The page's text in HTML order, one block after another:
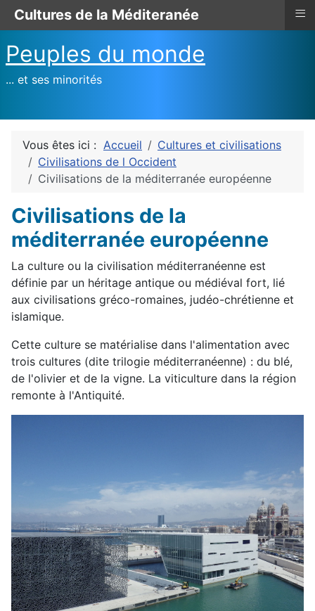
Peuples du monde
... et ses minorités
Vous êtes ici : Accueil
Cultures et civilisations
Civilisations de l Occident
Civilisations de la méditerranée européenne
Civilisations de la
méditerranée européenne
La culture ou la civilisation méditerranéenne est
définie par un héritage antique ou médiéval fort, lié
aux civilisations gréco-romaines, judéo-chrétienne et
islamique.
Cette culture se matérialise dans l'alimentation avec
trois cultures (dite trilogie méditerranéenne) : du blé,
de l'olivier et de la vigne. La viticulture dans la région
remonte à l'Antiquité.
Cultures de la Méditeranée ≡